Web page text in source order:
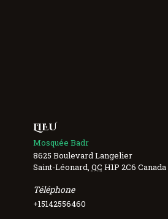
LIEU
Mosquée Badr
8625 Boulevard Langelier
Saint-Léonard, QC H1P 2C6 Canada
Téléphone
+15142556460